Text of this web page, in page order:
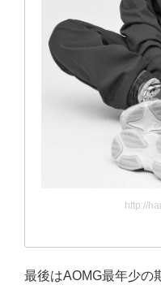
http://
最後はAOMG最年少の